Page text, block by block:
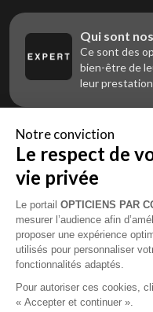
Qui sont
Ce sont des
bien-être de
leur
Vous êtes
vous
Contactez
Notre conviction
Le respect de
vie privée
Le portail OPTICIENS PAR
mesurer l’audience afin
proposer une expérience
utilisés pour personnaliser
fonctionnalités adaptés.
Pour autoriser ces cookies,
« Accepter et continuer ».